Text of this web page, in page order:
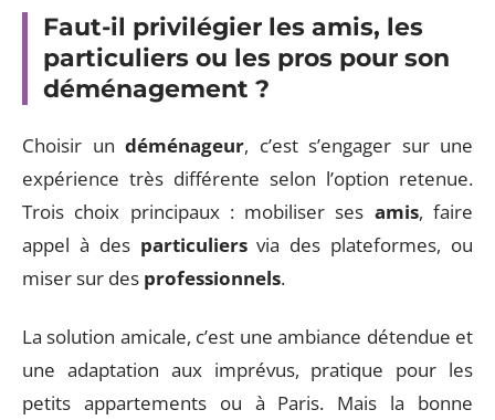
Faut-il privilégier les amis, les
particuliers ou les pros pour son
déménagement ?
Choisir un déménageur, c’est s’engager sur une
expérience très différente selon l’option retenue.
Trois choix principaux : mobiliser ses amis, faire
appel à des particuliersvia des plateformes, ou
miser sur des professionnels.
La solution amicale, c’est une ambiance détendue et
une adaptation aux imprévus, pratique pour les
petits appartements ou à Paris. Mais la bonne